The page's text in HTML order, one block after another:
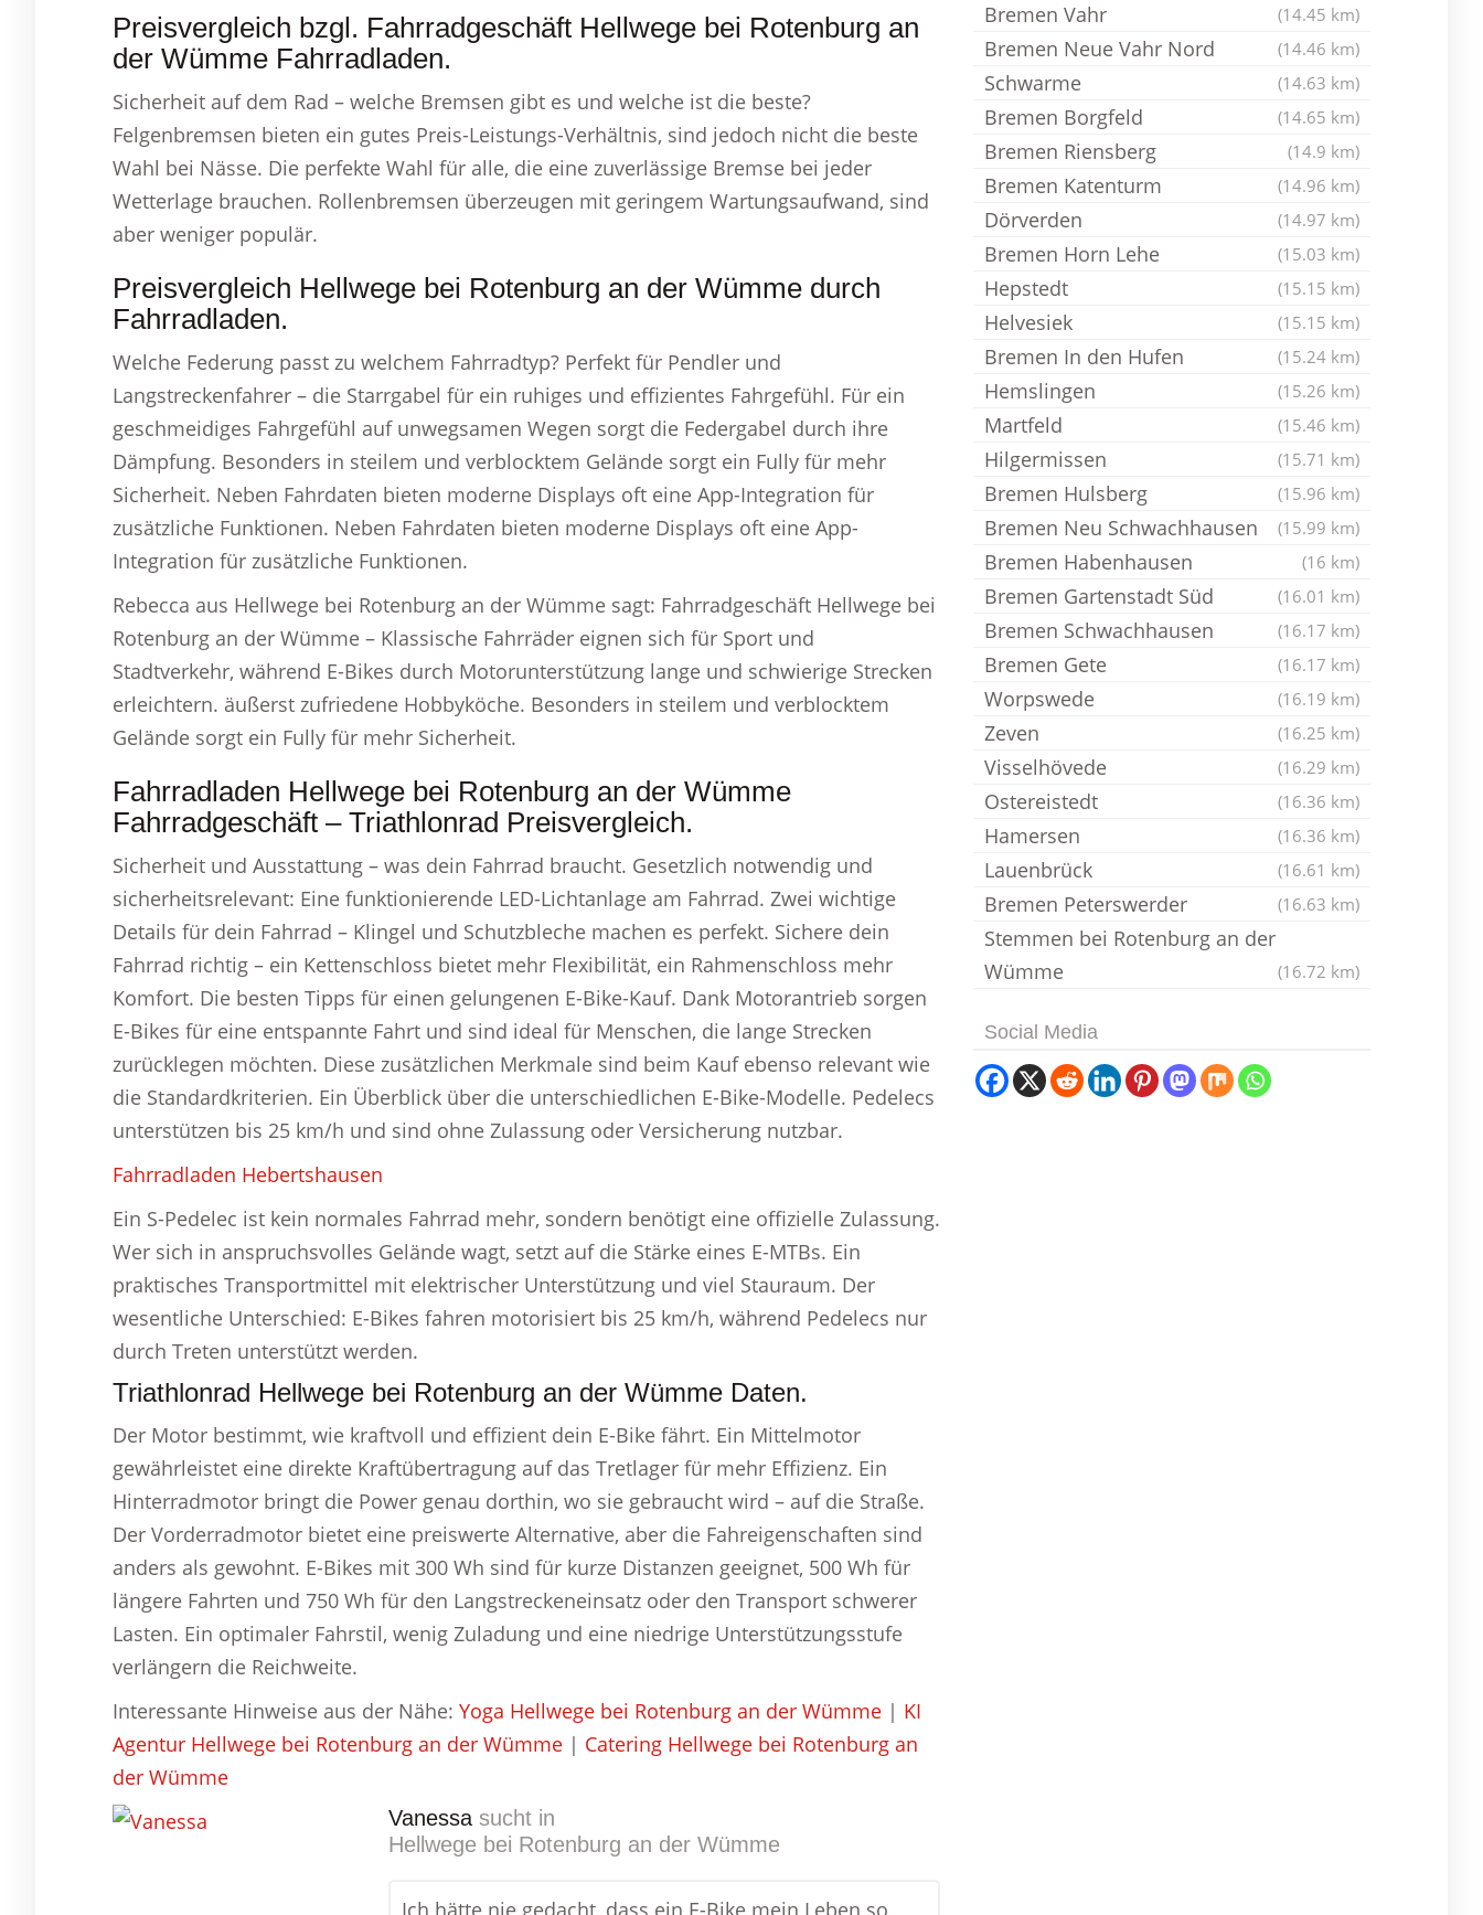
Preisvergleich bzgl. Fahrradgeschäft Hellwege bei Rotenburg an
der Wümme Fahrradladen.
Sicherheit auf dem Rad – welche Bremsen gibt es und welche ist die beste?
Felgenbremsen bieten ein gutes Preis-Leistungs-Verhältnis, sind jedoch nicht die beste
Wahl bei Nässe. Die perfekte Wahl für alle, die eine zuverlässige Bremse bei jeder
Wetterlage brauchen. Rollenbremsen überzeugen mit geringem Wartungsaufwand, sind
aber weniger populär.
Preisvergleich Hellwege bei Rotenburg an der Wümme durch
Fahrradladen.
Welche Federung passt zu welchem Fahrradtyp? Perfekt für Pendler und
Langstreckenfahrer – die Starrgabel für ein ruhiges und effizientes Fahrgefühl. Für ein
geschmeidiges Fahrgefühl auf unwegsamen Wegen sorgt die Federgabel durch ihre
Dämpfung. Besonders in steilem und verblocktem Gelände sorgt ein Fully für mehr
Sicherheit. Neben Fahrdaten bieten moderne Displays oft eine App-Integration für
zusätzliche Funktionen. Neben Fahrdaten bieten moderne Displays oft eine App-
Integration für zusätzliche Funktionen.
Rebecca aus Hellwege bei Rotenburg an der Wümme sagt: Fahrradgeschäft Hellwege bei
Rotenburg an der Wümme – Klassische Fahrräder eignen sich für Sport und
Stadtverkehr, während E-Bikes durch Motorunterstützung lange und schwierige Strecken
erleichtern. äußerst zufriedene Hobbyköche. Besonders in steilem und verblocktem
Gelände sorgt ein Fully für mehr Sicherheit.
Fahrradladen Hellwege bei Rotenburg an der Wümme
Fahrradgeschäft – Triathlonrad Preisvergleich.
Sicherheit und Ausstattung – was dein Fahrrad braucht. Gesetzlich notwendig und
sicherheitsrelevant: Eine funktionierende LED-Lichtanlage am Fahrrad. Zwei wichtige
Details für dein Fahrrad – Klingel und Schutzbleche machen es perfekt. Sichere dein
Fahrrad richtig – ein Kettenschloss bietet mehr Flexibilität, ein Rahmenschloss mehr
Komfort. Die besten Tipps für einen gelungenen E-Bike-Kauf. Dank Motorantrieb sorgen
E-Bikes für eine entspannte Fahrt und sind ideal für Menschen, die lange Strecken
zurücklegen möchten. Diese zusätzlichen Merkmale sind beim Kauf ebenso relevant wie
die Standardkriterien. Ein Überblick über die unterschiedlichen E-Bike-Modelle. Pedelecs
unterstützen bis 25 km/h und sind ohne Zulassung oder Versicherung nutzbar.
Fahrradladen Hebertshausen
Ein S-Pedelec ist kein normales Fahrrad mehr, sondern benötigt eine offizielle Zulassung.
Wer sich in anspruchsvolles Gelände wagt, setzt auf die Stärke eines E-MTBs. Ein
praktisches Transportmittel mit elektrischer Unterstützung und viel Stauraum. Der
wesentliche Unterschied: E-Bikes fahren motorisiert bis 25 km/h, während Pedelecs nur
durch Treten unterstützt werden.
Triathlonrad Hellwege bei Rotenburg an der Wümme Daten.
Der Motor bestimmt, wie kraftvoll und effizient dein E-Bike fährt. Ein Mittelmotor
gewährleistet eine direkte Kraftübertragung auf das Tretlager für mehr Effizienz. Ein
Hinterradmotor bringt die Power genau dorthin, wo sie gebraucht wird – auf die Straße.
Der Vorderradmotor bietet eine preiswerte Alternative, aber die Fahreigenschaften sind
anders als gewohnt. E-Bikes mit 300 Wh sind für kurze Distanzen geeignet, 500 Wh für
längere Fahrten und 750 Wh für den Langstreckeneinsatz oder den Transport schwerer
Lasten. Ein optimaler Fahrstil, wenig Zuladung und eine niedrige Unterstützungsstufe
verlängern die Reichweite.
Interessante Hinweise aus der Nähe: Yoga Hellwege bei Rotenburg an der Wümme | KI
Agentur Hellwege bei Rotenburg an der Wümme | Catering Hellwege bei Rotenburg an
der Wümme
Vanessa sucht in
Hellwege bei Rotenburg an der Wümme
Bremen Vahr (14.45 km)
Bremen Neue Vahr Nord (14.46 km)
Schwarme (14.63 km)
Bremen Borgfeld (14.65 km)
Bremen Riensberg (14.9 km)
Bremen Katenturm (14.96 km)
Dörverden (14.97 km)
Bremen Horn Lehe (15.03 km)
Hepstedt (15.15 km)
Helvesiek (15.15 km)
Bremen In den Hufen (15.24 km)
Hemslingen (15.26 km)
Martfeld (15.46 km)
Hilgermissen (15.71 km)
Bremen Hulsberg (15.96 km)
Bremen Neu Schwachhausen (15.99 km)
Bremen Habenhausen (16 km)
Bremen Gartenstadt Süd (16.01 km)
Bremen Schwachhausen (16.17 km)
Bremen Gete (16.17 km)
Worpswede (16.19 km)
Zeven (16.25 km)
Visselhövede (16.29 km)
Ostereistedt (16.36 km)
Hamersen (16.36 km)
Lauenbrück (16.61 km)
Bremen Peterswerder (16.63 km)
Stemmen bei Rotenburg an der
Wümme
(16.72 km)
Social Media